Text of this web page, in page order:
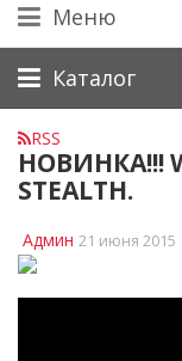
Меню
Каталог
RSS
НОВИНКА!!!
STEALTH.
Админ 21 июня 2015